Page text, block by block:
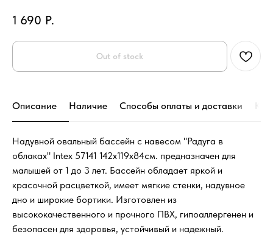
1 690 Р.
Out of stock
Описание Наличие Способы оплаты и доставки
Надувной овальный бассейн с навесом "Радуга в
облаках" Intex 57141 142х119х84см. предназначен для
малышей от 1 до 3 лет. Бассейн обладает яркой и
красочной расцветкой, имеет мягкие стенки, надувное
дно и широкие бортики. Изготовлен из
высококачественного и прочного ПВХ, гипоаллергенен и
безопасен для здоровья, устойчивый и надежный.